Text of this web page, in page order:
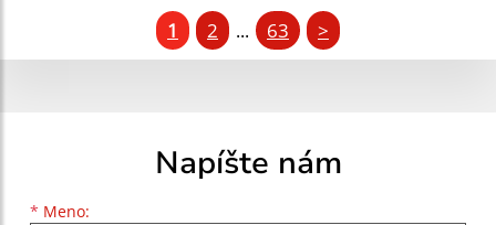
1 2 ... 63 >
Napíšte nám
* Meno:
Meno
Priezvisko
E-mailová adresa